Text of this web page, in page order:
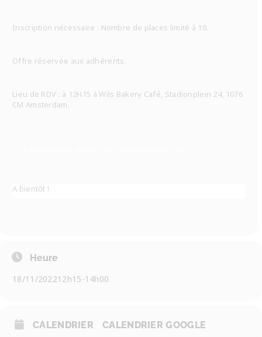
Inscription nécessaire : Nombre de places limité à 10.
Offre réservée aux adhérents.
Lieu de RDV : à 12H15 à Wils Bakery Café, Stadionplein 24, 1076
CM Amsterdam.
A bientôt !
Heure
18/11/202212h15-14h00
CALENDRIER CALENDRIER GOOGLE